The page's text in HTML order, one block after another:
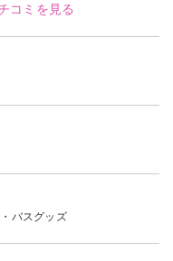
コミを見る
バスグッズ